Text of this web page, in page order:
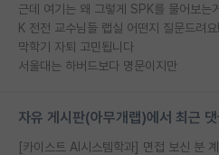
근데 여기는 왜 그렇게 SPK를 물어보는
K 전전 교수님들 랩실 어떤지 질문드려요!
막학기 자퇴 고민됩니다
서울대는 하버드보다 명문이지만
자유 게시판(아무개랩)에서 최근
[카이스트 AI시스템학과] 면접 보신 분